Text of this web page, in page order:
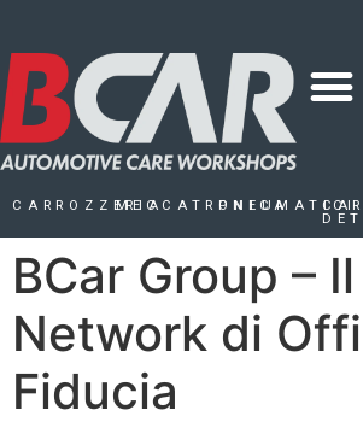
CARROZZERIAMECCATRONICAPNEUMATICI
CAR
BCar Group –
Network di
Fiducia